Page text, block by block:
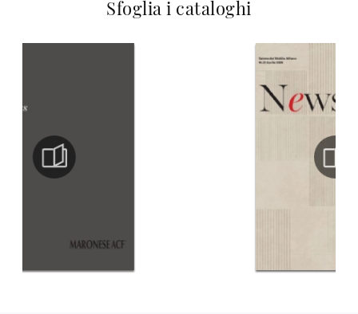
Sfoglia i cataloghi